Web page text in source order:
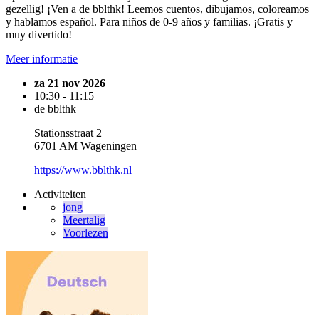
gezellig! ¡Ven a de bblthk! Leemos cuentos, dibujamos, coloreamos
y hablamos español. Para niños de 0-9 años y familias. ¡Gratis y
muy divertido!
Meer informatie
za 21 nov 2026
10:30 - 11:15
de bblthk
Stationsstraat 2
6701 AM Wageningen
https://www.bblthk.nl
Activiteiten
jong
Meertalig
Voorlezen